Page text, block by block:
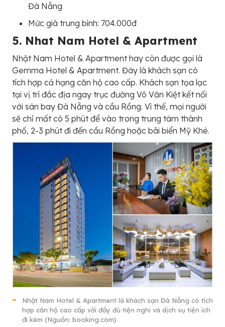
Đà Nẵng
Mức giá trung bình: 704.000đ
5. Nhat Nam Hotel & Apartment
Nhật Nam Hotel & Apartment hay còn được gọi là
Gemma Hotel & Apartment. Đây là khách sạn có
tích hợp cả hạng căn hộ cao cấp. Khách sạn tọa lạc
tại vị trí đắc địa ngay trục đường Võ Văn Kiệt kết nối
với sân bay Đà Nẵng và cầu Rồng. Vì thế, mọi người
sẽ chỉ mất có 5 phút để vào trong trung tâm thành
phố, 2-3 phút đi đến cầu Rồng hoặc bãi biển Mỹ Khê.
Nhật Nam Hotel & Apartment là khách sạn Đà Nẵng có tích
hợp căn hộ cao cấp với đầy đủ tiện nghi và dịch vụ tiện ích
đi kèm (Nguồn: booking.com)